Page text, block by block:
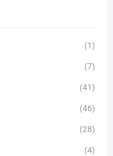
(1)
(7)
(41)
(46)
(28)
(4)